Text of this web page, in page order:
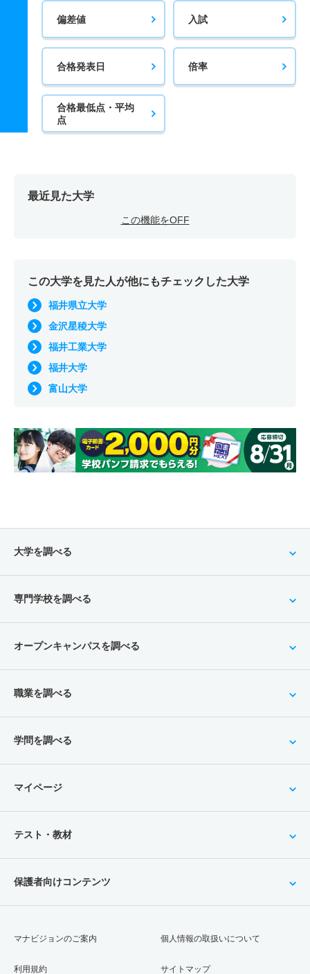
偏差値 入試
合格発表日 倍率
合格最低点・平均
点
最近見た大学
この機能をOFF
この大学を見た人が他にもチェックした大学
福井県立大学
金沢星稜大学
福井工業大学
福井大学
富山大学
大学を調べる
専門学校を調べる
オープンキャンパスを調べる
職業を調べる
学問を調べる
マイページ
テスト・教材
保護者向けコンテンツ
マナビジョンのご案内
利用規約
個人情報の取扱いについて
サイトマップ